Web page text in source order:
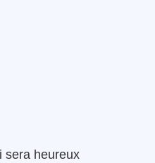
sera heureux